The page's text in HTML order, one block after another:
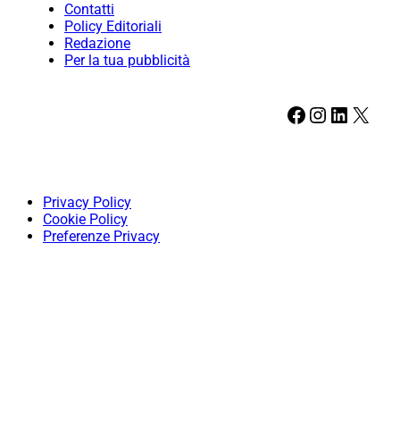
Contatti
Policy Editoriali
Redazione
Per la tua pubblicità
Facebook Instagram LinkedIn X
Privacy Policy
Cookie Policy
Preferenze Privacy